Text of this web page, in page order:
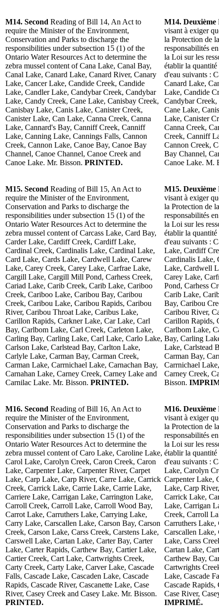
M14. Second Reading of Bill 14, An Act to
require the Minister of the Environment,
Conservation and Parks to discharge the
responsibilities under subsection 15 (1) of the
Ontario Water Resources Act to determine the
zebra mussel content of Cana Lake, Canal Bay,
Canal Lake, Canard Lake, Canard River, Canary
Lake, Cancer Lake, Candide Creek, Candide
Lake, Candler Lake, Candybar Creek, Candybar
Lake, Candy Creek, Cane Lake, Canisbay Creek,
Canisbay Lake, Canis Lake, Canister Creek,
Canister Lake, Can Lake, Canna Creek, Canna
Lake, Cannard's Bay, Canniff Creek, Canniff
Lake, Canning Lake, Cannings Falls, Cannon
Creek, Cannon Lake, Canoe Bay, Canoe Bay
Channel, Canoe Channel, Canoe Creek and
Canoe Lake. Mr. Bisson. PRINTED.
M14. Deuxième
visant à exiger
la Protection de
responsabilités
la Loi sur les
établir la quantité
d'eau suivants :
Canard Lake,
Lake, Candide
Candybar
Cane Lake,
Lake, Canister
Canna Creek,
Creek, Canniff
Cannon Creek,
Bay Channel,
Canoe Lake. M.
M15. Second Reading of Bill 15, An Act to
require the Minister of the Environment,
Conservation and Parks to discharge the
responsibilities under subsection 15 (1) of the
Ontario Water Resources Act to determine the
zebra mussel content of Carcass Lake, Card Bay,
Carder Lake, Cardiff Creek, Cardiff Lake,
Cardinal Creek, Cardinalis Lake, Cardinal Lake,
Card Lake, Cards Lake, Cardwell Lake, Carew
Lake, Carey Creek, Carey Lake, Carfrae Lake,
Cargill Lake, Cargill Mill Pond, Carhess Creek,
Cariad Lake, Carib Creek, Carib Lake, Cariboo
Creek, Cariboo Lake, Caribou Bay, Caribou
Creek, Caribou Lake, Caribou Rapids, Caribou
River, Caribou Throat Lake, Caribus Lake,
Carillon Rapids, Carkner Lake, Car Lake, Carl
Bay, Carlbom Lake, Carl Creek, Carleton Lake,
Carling Bay, Carling Lake, Carl Lake, Carlo Lake,
Carlson Lake, Carlstead Bay, Carlton Lake,
Carlyle Lake, Carman Bay, Carman Creek,
Carman Lake, Carrnichael Lake, Carnachan Bay,
Carnahan Lake, Carney Creek, Carney Lake and
Carnilac Lake. Mr. Bisson. PRINTED.
M15. Deuxième
visant à exiger
la Protection de
responsabilités
la Loi sur les
établir la quantité
d'eau suivants :
Lake, Cardiff
Cardinalis Lake,
Lake, Cardwell
Carey Lake,
Pond, Carhess
Carib Lake,
Bay, Caribou
Caribou River,
Carillon Rapids,
Carlbom Lake,
Bay, Carling
Lake, Carlstead
Carman Bay,
Carrnichael
Carney Creek,
Bisson.
M16. Second Reading of Bill 16, An Act to
require the Minister of the Environment,
Conservation and Parks to discharge the
responsibilities under subsection 15 (1) of the
Ontario Water Resources Act to determine the
zebra mussel content of Caro Lake, Caroline Lake,
Carol Lake, Carolyn Creek, Caron Creek, Caron
Lake, Carpenter Lake, Carpenter River, Carpet
Lake, Carp Lake, Carp River, Carre Lake, Carrick
Creek, Carrick Lake, Carrie Lake, Carrie Lake,
Carriere Lake, Carrigan Lake, Carrington Lake,
Carroll Creek, Carroll Lake, Carroll Wood Bay,
Carrot Lake, Carruthers Lake, Carrying Lake,
Carry Lake, Carscallen Lake, Carson Bay, Carson
Creek, Carson Lake, Carss Creek, Carstens Lake,
Carswell Lake, Cartan Lake, Carter Bay, Carter
Lake, Carter Rapids, Carthew Bay, Cartier Lake,
Cartier Creek, Cart Lake, Cartwrights Creek,
Carty Creek, Carty Lake, Carver Lake, Cascade
Falls, Cascade Lake, Cascaden Lake, Cascade
Rapids, Cascade River, Cascanette Lake, Case
River, Casey Creek and Casey Lake. Mr. Bisson.
PRINTED.
M16. Deuxième
visant à exiger
la Protection de
responsabilités
la Loi sur les
établir la quantité
d'eau suivants :
Lake, Carolyn
Carpenter Lake,
Lake, Carp
Carrick Lake,
Lake, Carrigan
Creek, Carroll
Carruthers
Carscallen Lake,
Lake, Carss
Cartan Lake,
Carthew Bay,
Cartwrights
Lake, Cascade
Cascade Rapids,
Case River,
IMPRIMÉ.